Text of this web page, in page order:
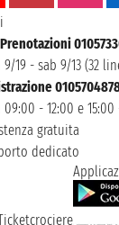
19 - sab 9/13 (32
- 12:00 e 15:00
gratuita
dedicato